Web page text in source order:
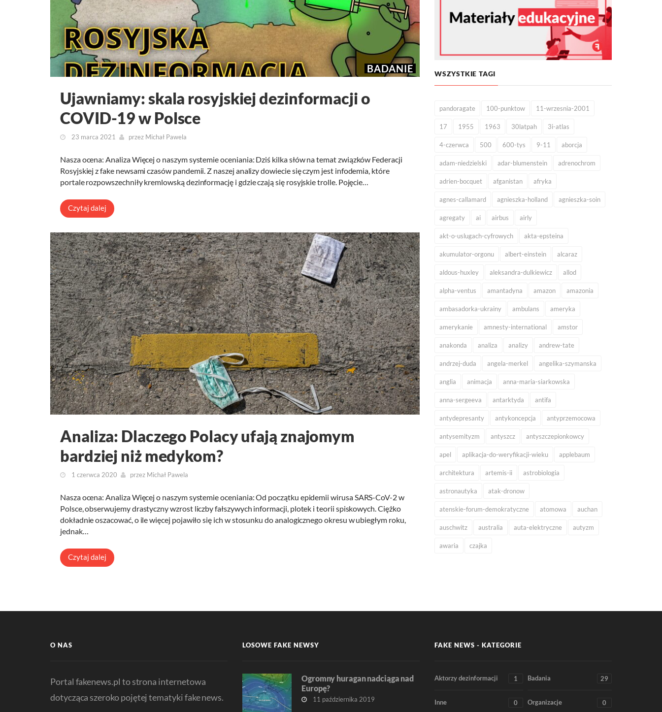
BADANIE
Ujawniamy: skala rosyjskiej dezinformacji o
COVID-19 w Polsce
23 marca 2021 przez Michał Pawela
Nasza ocena: Analiza Więcej o naszym systemie oceniania: Dziś kilka słów na temat związków Federacji
Rosyjskiej z fake newsami czasów pandemii. Z naszej analizy dowiecie się czym jest infodemia, które
portale rozpowszechniły kremlowską dezinformację i gdzie czają się rosyjskie trolle. Pojęcie…
Czytaj dalej
Analiza: Dlaczego Polacy ufają znajomym
bardziej niż medykom?
1 czerwca 2020 przez Michał Pawela
Nasza ocena: Analiza Więcej o naszym systemie oceniania: Od początku epidemii wirusa SARS-CoV-2 w
Polsce, obserwujemy drastyczny wzrost liczby fałszywych informacji, plotek i teorii spiskowych. Ciężko
dokładnie oszacować, o ile więcej pojawiło się ich w stosunku do analogicznego okresu w ubiegłym roku,
jednak…
Czytaj dalej
WSZYSTKIE TAGI
pandoragate 100-punktow 11-wrzesnia-2001
17 1955 1963 30latpah 3i-atlas
4-czerwca 500 600-tys 9-11 aborcja
adam-niedzielski adar-blumenstein adrenochrom
adrien-bocquet afganistan afryka
agnes-callamard agnieszka-holland agnieszka-soin
agregaty ai airbus airly
akt-o-uslugach-cyfrowych akta-epsteina
akumulator-orgonu albert-einstein alcaraz
aldous-huxley aleksandra-dulkiewicz allod
alpha-ventus amantadyna amazon amazonia
ambasadorka-ukrainy ambulans ameryka
amerykanie amnesty-international amstor
anakonda analiza analizy andrew-tate
andrzej-duda angela-merkel angelika-szymanska
anglia animacja anna-maria-siarkowska
anna-sergeeva antarktyda antifa
antydepresanty antykoncepcja antyprzemocowa
antysemityzm antyszcz antyszczepionkowcy
apel aplikacja-do-weryfikacji-wieku applebaum
architektura artemis-ii astrobiologia
astronautyka atak-dronow
atenskie-forum-demokratyczne atomowa auchan
auschwitz australia auta-elektryczne autyzm
awaria czajka
O NAS
Portal fakenews.pl to strona internetowa
dotycząca szeroko pojętej tematyki fake news.
LOSOWE FAKE NEWSY
Ogromny huragan nadciąga nad
Europę?
11 października 2019
FAKE NEWS - KATEGORIE
Aktorzy dezinformacji 1 Badania 29
Inne 0 Organizacje 0